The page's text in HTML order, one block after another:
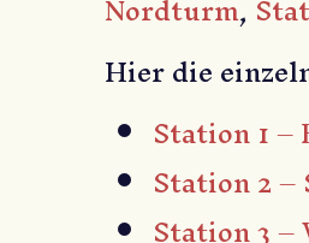
Hier die
Station 1 –
Station 2